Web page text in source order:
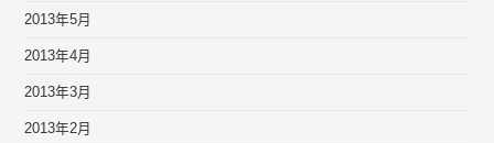
2013年5月
2013年4月
2013年3月
2013年2月